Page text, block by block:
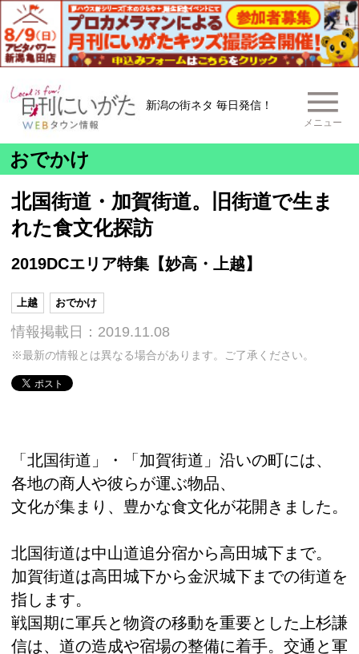
新潟の街ネタ 毎日発信！
メニュー
おでかけ
北国街道・加賀街道。旧街道で生ま
れた食文化探訪
2019DCエリア特集【妙高・上越】
上越 おでかけ
情報掲載日：2019.11.08
※最新の情報とは異なる場合があります。ご了承ください。
「北国街道」・「加賀街道」沿いの町には、
各地の商人や彼らが運ぶ物品、
文化が集まり、豊かな食文化が花開きました。
北国街道は中山道追分宿から高田城下まで。
加賀街道は高田城下から金沢城下までの街道を
指します。
戦国期に軍兵と物資の移動を重要とした上杉謙
信は、道の造成や宿場の整備に着手。交通と軍